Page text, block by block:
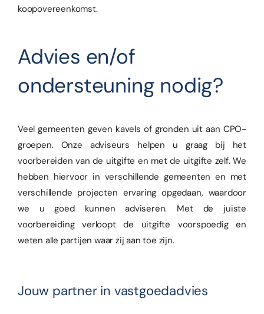
koopovereenkomst.
Advies en/of
ondersteuning nodig?
Veel gemeenten geven kavels of gronden uit aan CPO-
groepen. Onze adviseurs helpen u graag bij het
voorbereiden van de uitgifte en met de uitgifte zelf. We
hebben hiervoor in verschillende gemeenten en met
verschillende projecten ervaring opgedaan, waardoor
we u goed kunnen adviseren. Met de juiste
voorbereiding verloopt de uitgifte voorspoedig en
weten alle partijen waar zij aan toe zijn.
Jouw partner in vastgoedadvies